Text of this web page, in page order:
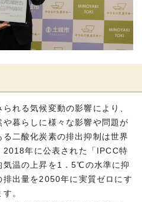
れる気候変動の影響により、
暮らしに様々な影響や問題が
二酸化炭素の排出抑制は世界
2018年に公表された「IPCC特
気温の上昇を1．5℃の水準に抑
排出量を2050年に実質ゼロにす
。